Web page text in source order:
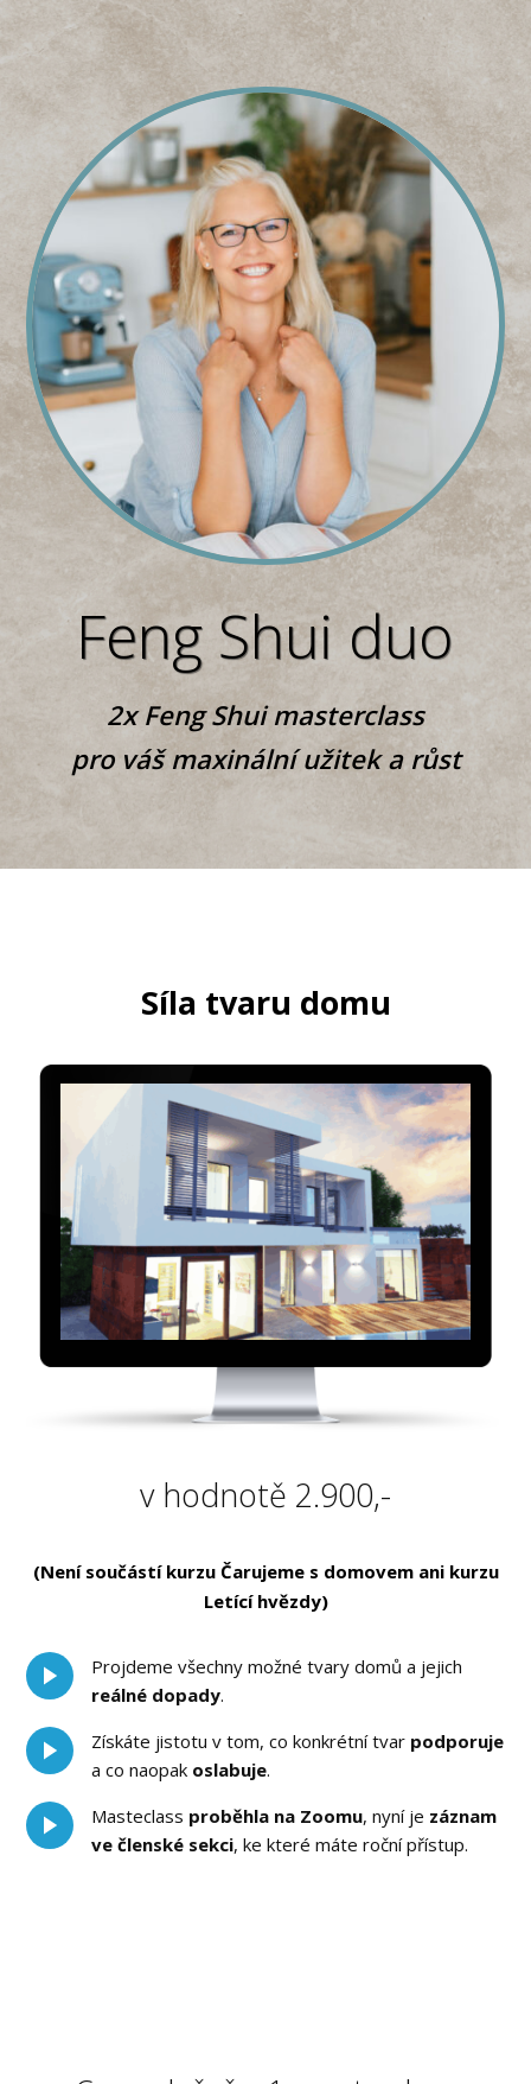
Feng Shui duo
2x Feng Shui masterclass
pro váš maxinální užitek a růst
Síla tvaru domu
v hodnotě 2.900,-
(Není součástí kurzu Čarujeme s domovem ani kurzu
Letící hvězdy)
Projdeme všechny možné tvary domů a jejich
reálné dopady.
Získáte jistotu v tom, co konkrétní tvar podporuje
a co naopak oslabuje.
Masteclass proběhla na Zoomu, nyní je záznam
ve členské sekci, ke které máte roční přístup.